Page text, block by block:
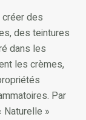
des
des teintures
dans les
les crèmes,
Par
»